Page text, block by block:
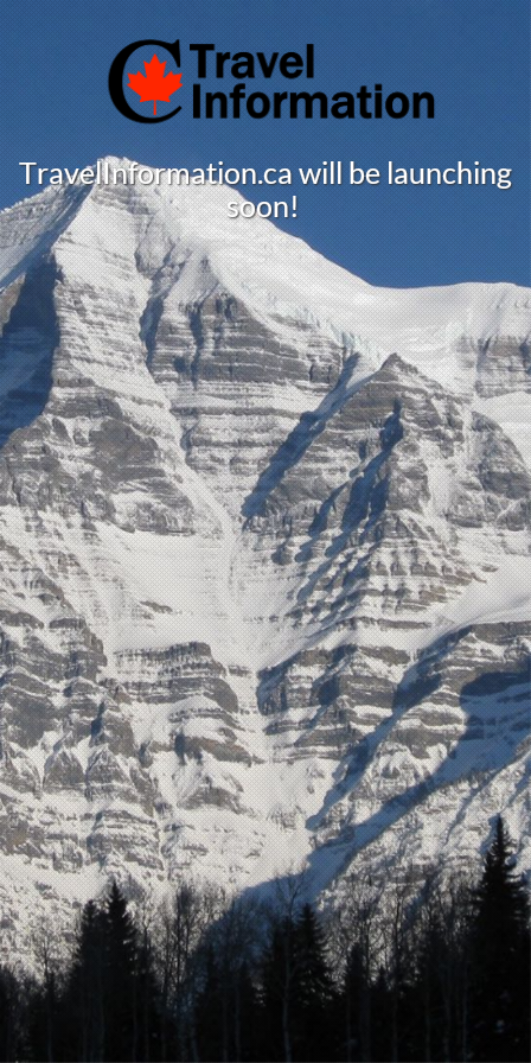
TravelInformation.cawill be launching
soon!